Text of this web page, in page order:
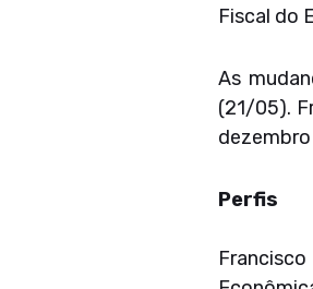
Fiscal do
As
(21/05).
Perfis